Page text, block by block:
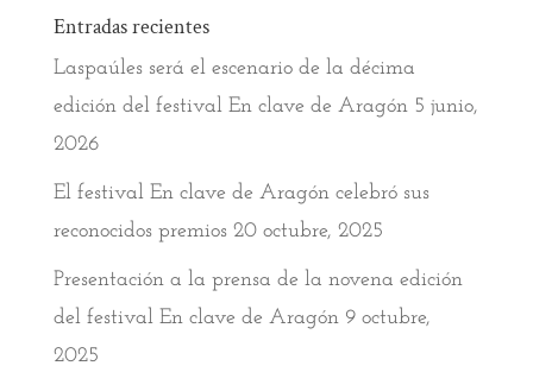
Entradas recientes
Laspaúles será el escenario de la décima
edición del festival En clave de Aragón 5 junio,
2026
El festival En clave de Aragón celebró sus
reconocidos premios 20 octubre, 2025
Presentación a la prensa de la novena edición
del festival En clave de Aragón 9 octubre,
2025